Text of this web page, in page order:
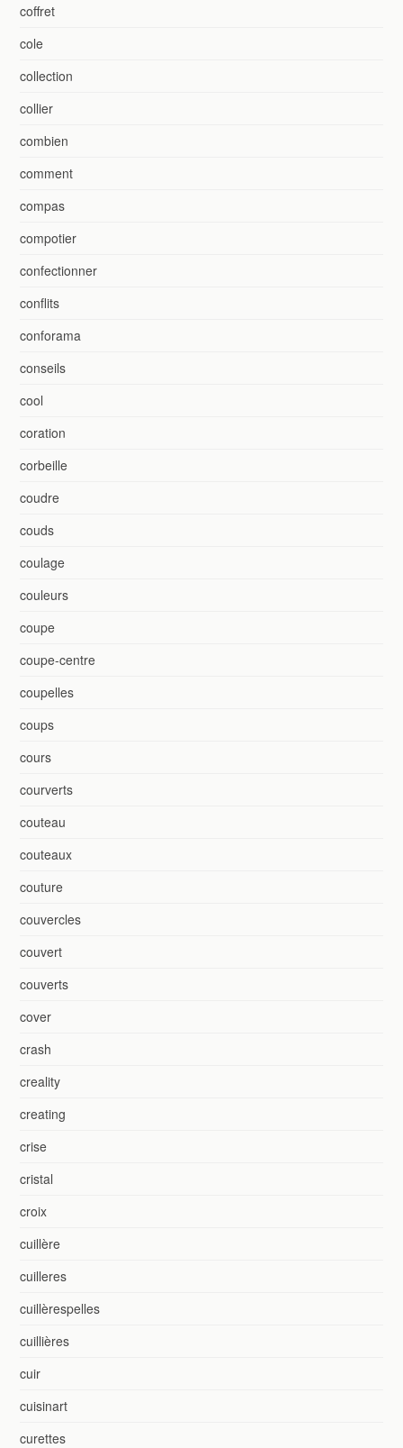
coffret
cole
collection
collier
combien
comment
compas
compotier
confectionner
conflits
conforama
conseils
cool
coration
corbeille
coudre
couds
coulage
couleurs
coupe
coupe-centre
coupelles
coups
cours
courverts
couteau
couteaux
couture
couvercles
couvert
couverts
cover
crash
creality
creating
crise
cristal
croix
cuillère
cuilleres
cuillèrespelles
cuillières
cuir
cuisinart
curettes